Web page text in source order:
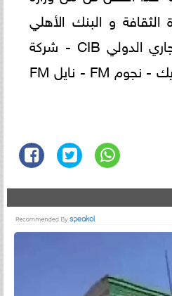
الثقافة و البنك الأهلي
المصري - البنك التجاري الدولي CIB - شركة
كنوز مصر - زيكر - بايك - نجوم FM - نايل FM